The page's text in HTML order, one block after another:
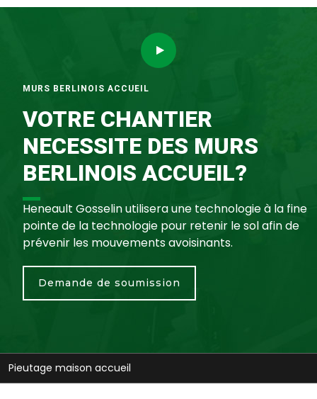
MURS BERLINOIS ACCUEIL
VOTRE CHANTIER
NECESSITE DES MURS
BERLINOIS ACCUEIL?
Heneault Gosselin utilisera une technologie à la fine
pointe de la technologie pour retenir le sol afin de
prévenir les mouvements avoisinants.
Demande de soumission
Pieutage maison accueil